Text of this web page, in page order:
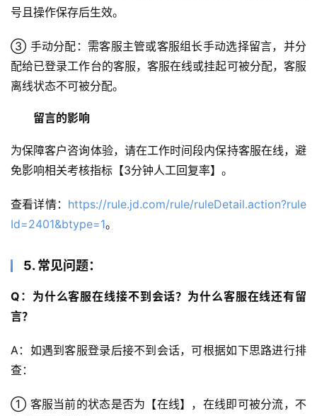
号且操作保存后生效。
③ 手动分配：需客服主管或客服组长手动选择留言，并分
配给已登录工作台的客服，客服在线或挂起可被分配，客服
离线状态不可被分配。
留言的影响
为保障客户咨询体验，请在工作时间段内保持客服在线，避
免影响相关考核指标【3分钟人工回复率】。
查看详情： https://rule.jd.com/rule/ruleDetail.action?rule
Id=2401&btype=1。
5. 常见问题：
Q：为什么客服在线接不到会话？为什么客服在线还有留
言？
A：如遇到客服登录后接不到会话，可根据如下思路进行排
查：
① 客服当前的状态是否为【在线】，在线即可被分流，不